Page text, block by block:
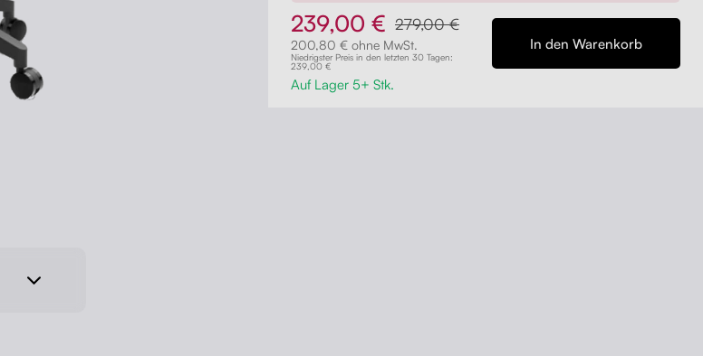
239,00 € 279,00 €
200,80 € ohne MwSt.
Niedrigster Preis in den letzten 30 Tagen:
239,00 €
Auf Lager 5+ Stk.